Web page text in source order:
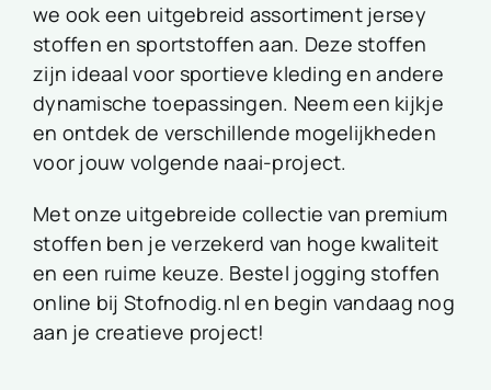
we ook een uitgebreid assortiment jersey
stoffen en sportstoffen aan. Deze stoffen
zijn ideaal voor sportieve kleding en andere
dynamische toepassingen. Neem een kijkje
en ontdek de verschillende mogelijkheden
voor jouw volgende naai-project.
Met onze uitgebreide collectie van premium
stoffen ben je verzekerd van hoge kwaliteit
en een ruime keuze. Bestel jogging stoffen
online bij Stofnodig.nl en begin vandaag nog
aan je creatieve project!